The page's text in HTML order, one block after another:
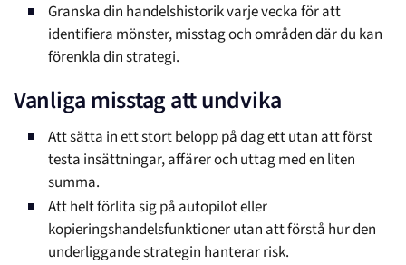
Granska din handelshistorik varje vecka för att
identifiera mönster, misstag och områden där du kan
förenkla din strategi.
Vanliga misstag att undvika
Att sätta in ett stort belopp på dag ett utan att först
testa insättningar, affärer och uttag med en liten
summa.
Att helt förlita sig på autopilot eller
kopieringshandelsfunktioner utan att förstå hur den
underliggande strategin hanterar risk.